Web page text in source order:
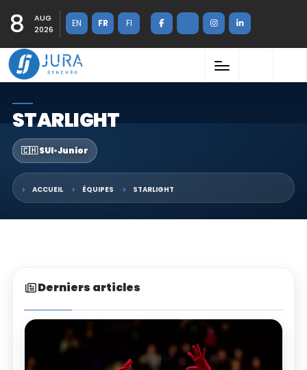
8
AUG
2026
EN FR FI
STARLIGHT
🇨🇭 SUI•Junior
ACCUEIL ÉQUIPES STARLIGHT
Derniers articles